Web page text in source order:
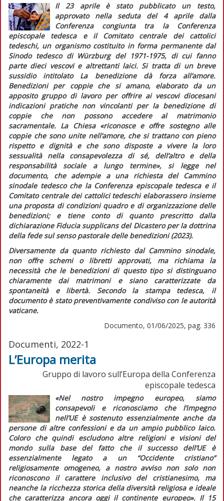
Il 23 aprile è stato pubblicato un testo,
approvato nella seduta del 4 aprile dalla
Conferenza congiunta tra la Conferenza
episcopale tedesca e il Comitato centrale dei cattolici
tedeschi, un organismo costituito in forma permanente dal
Sinodo tedesco di Würzburg del 1971-1975, di cui fanno
parte dieci vescovi e altrettanti laici. Si tratta di un breve
sussidio intitolato La benedizione dà forza all’amore.
Benedizioni per coppie che si amano, elaborato da un
apposito gruppo di lavoro per offrire ai vescovi diocesani
indicazioni pratiche non vincolanti per la benedizione di
coppie che non possono accedere al matrimonio
sacramentale. La Chiesa «riconosce e offre sostegno alle
coppie che sono unite nell’amore, che si trattano con pieno
rispetto e dignità e che sono disposte a vivere la loro
sessualità nella consapevolezza di sé, dell’altro e della
responsabilità sociale a lungo termine», si legge nel
documento, che adempie a una richiesta del Cammino
sinodale tedesco che la Conferenza episcopale tedesca e il
Comitato centrale dei cattolici tedeschi elaborassero insieme
una proposta di condizioni quadro e di organizzazione delle
benedizioni; e tiene conto di quanto prescritto dalla
dichiarazione Fiducia supplicansdel Dicastero per la dottrina
della fede sul senso pastorale delle benedizioni (2023).
Diversamente da quanto richiesto dal Cammino sinodale,
non offre schemi o libretti approvati, ma richiama la
necessità che le benedizioni di questo tipo si distinguano
chiaramente dai matrimoni e siano caratterizzate da
spontaneità e libertà. Secondo la stampa tedesca, il
documento è stato preventivamente condiviso con le autorità
vaticane.
Documento, 01/06/2025, pag. 336
Documenti, 2022-1
L’Europa merita
Gruppo di lavoro sull’Europa della Conferenza
episcopale tedesca
«Nel nostro impegno europeo, siamo
consapevoli e riconosciamo che l’impegno
nell’UE è sostenuto essenzialmente anche da
persone di altre confessioni e da un ampio pubblico laico.
Coloro che quindi escludono altre religioni e visioni del
mondo sulla base del fatto che il successo dell’UE è
essenzialmente legato a un “Occidente cristiano”
religiosamente omogeneo, a nostro avviso non solo non
riconoscono il carattere inclusivo del cristianesimo, ma
neanche la ricchezza storica della diversità religiosa e ideale
che caratterizza ancora oggi il continente europeo». Il 15